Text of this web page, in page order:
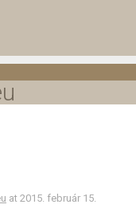
at 2015. február 15.